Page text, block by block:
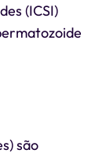
(ICSI)
são